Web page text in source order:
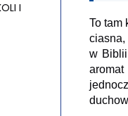
I
To tam
ciasna,
w